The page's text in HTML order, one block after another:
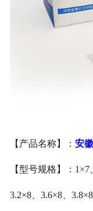
【产品名称】： 安
【型号规格】： 1×7
3.2×8、 3.6×8、 3.8×8